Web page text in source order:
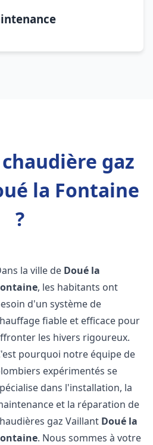
gaz
la Fontaine
?
la ville de Doué la
, les habitants ont
d'un système de
fiable et efficace pour
les hivers rigoureux.
pourquoi notre équipe de
expérimentés se
dans l'installation, la
et la réparation de
gaz Vaillant Doué la
. Nous sommes à votre